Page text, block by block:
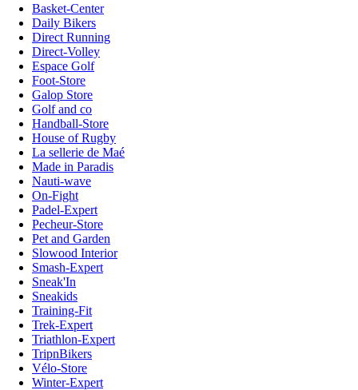
Basket-Center
Daily Bikers
Direct Running
Direct-Volley
Espace Golf
Foot-Store
Galop Store
Golf and co
Handball-Store
House of Rugby
La sellerie de Maé
Made in Paradis
Nauti-wave
On-Fight
Padel-Expert
Pecheur-Store
Pet and Garden
Slowood Interior
Smash-Expert
Sneak'In
Sneakids
Training-Fit
Trek-Expert
Triathlon-Expert
TripnBikers
Vélo-Store
Winter-Expert